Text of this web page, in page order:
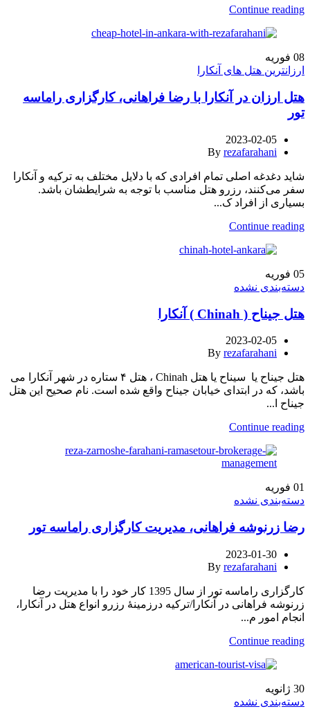
Continue reading
08 فوریه
ارزانترین هتل های آنکارا
هتل ارزان در آنکارا با رضا فراهانی، کارگزاری راماسه
تور
2023-02-05
By rezafarahani
شاید دغدغه اصلی تمام افرادی که با دلایل مختلف به ترکیه و آنکارا
سفر می‌کنند، رزرو هتل مناسب با توجه به شرایطشان باشد.
بسیاری از افراد ک...
Continue reading
05 فوریه
دسته‌بندی نشده
هتل جیناح ( Chinah ) آنکارا
2023-02-05
By rezafarahani
هتل جیناح یا سیناح یا هتل Chinah ، هتل ۴ ستاره در شهر آنکارا می
باشد، که در ابتدای خیابان جیناح واقع شده است. نام صحیح این هتل
جیناح ا...
Continue reading
01 فوریه
دسته‌بندی نشده
رضا زرنوشه فراهانی، مدیریت کارگزاری راماسه تور
2023-01-30
By rezafarahani
کارگزاری راماسه تور از سال 1395 کار خود را با مدیریت رضا
زرنوشه فراهانی در آنکارا/ترکیه درزمینهٔ رزرو انواع هتل در آنکارا،
انجام امور م...
Continue reading
30 ژانویه
دسته‌بندی نشده